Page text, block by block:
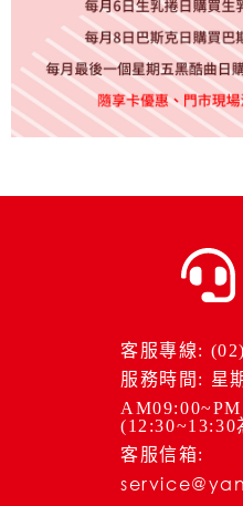
客服專線:
服務時間: 星
(12:30~13:30
客服信箱: